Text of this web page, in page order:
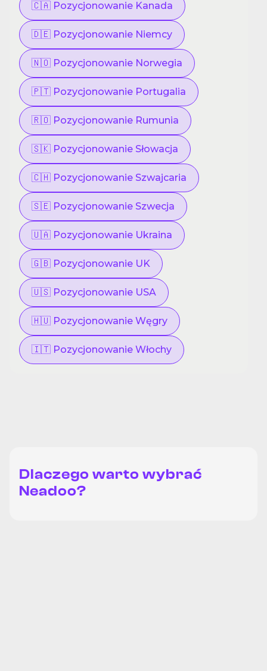
🇨🇦 Pozycjonowanie Kanada
🇩🇪 Pozycjonowanie Niemcy
🇳🇴 Pozycjonowanie Norwegia
🇵🇹 Pozycjonowanie Portugalia
🇷🇴 Pozycjonowanie Rumunia
🇸🇰 Pozycjonowanie Słowacja
🇨🇭 Pozycjonowanie Szwajcaria
🇸🇪 Pozycjonowanie Szwecja
🇺🇦 Pozycjonowanie Ukraina
🇬🇧 Pozycjonowanie UK
🇺🇸 Pozycjonowanie USA
🇭🇺 Pozycjonowanie Węgry
🇮🇹 Pozycjonowanie Włochy
Dlaczego warto wybrać
Neadoo?